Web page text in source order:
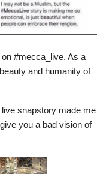
#mecca_live. As a
and humanity of
snapstory made me
you a bad vision of